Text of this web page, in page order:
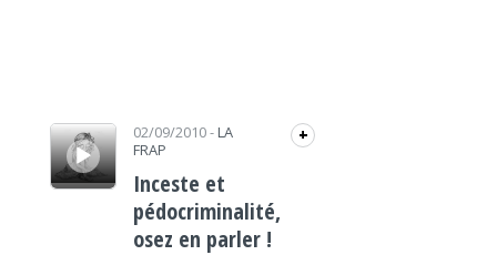
Lecteur audio 02/09/2010- LA
FRAP
+
Inceste et
pédocriminalité,
osez en parler !